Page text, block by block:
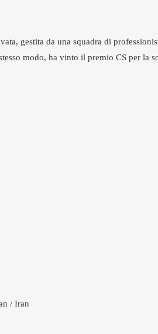
gestita da una squadra di
modo, ha vinto il premio CS per la
/ Iran